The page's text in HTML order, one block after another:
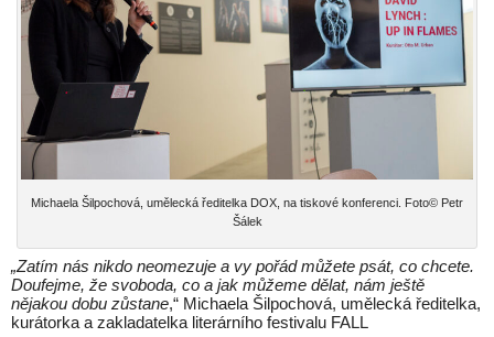
Michaela Šilpochová, umělecká ředitelka DOX, na tiskové konferenci. Foto© Petr
Šálek
„Zatím nás nikdo neomezuje a vy pořád můžete psát, co chcete.
Doufejme, že svoboda, co a jak můžeme dělat, nám ještě
nějakou dobu zůstane,“ Michaela Šilpochová, umělecká ředitelka,
kurátorka a zakladatelka literárního festivalu FALL